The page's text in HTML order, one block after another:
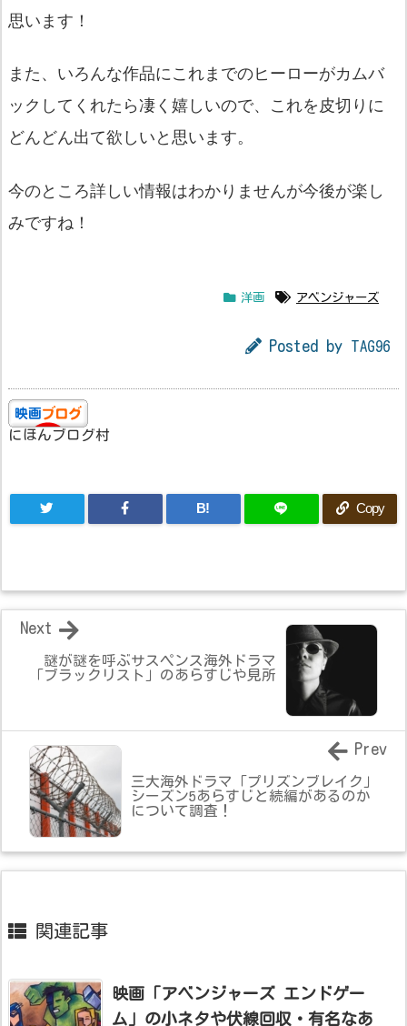
思います！
また、いろんな作品にこれまでのヒーローがカムバ
ックしてくれたら凄く嬉しいので、これを皮切りに
どんどん出て欲しいと思います。
今のところ詳しい情報はわかりませんが今後が楽し
みですね！
洋画 アベンジャーズ
Posted by TAG96
にほんブログ村
B! Copy
謎が謎を呼ぶサスペンス海外ドラマ
「ブラックリスト」のあらすじや見所
Next
三大海外ドラマ「プリズンブレイク」
シーズン5あらすじと続編があるのか
について調査！
Prev
関連記事
映画「アベンジャーズ エンドゲー
ム」の小ネタや伏線回収・有名なあ